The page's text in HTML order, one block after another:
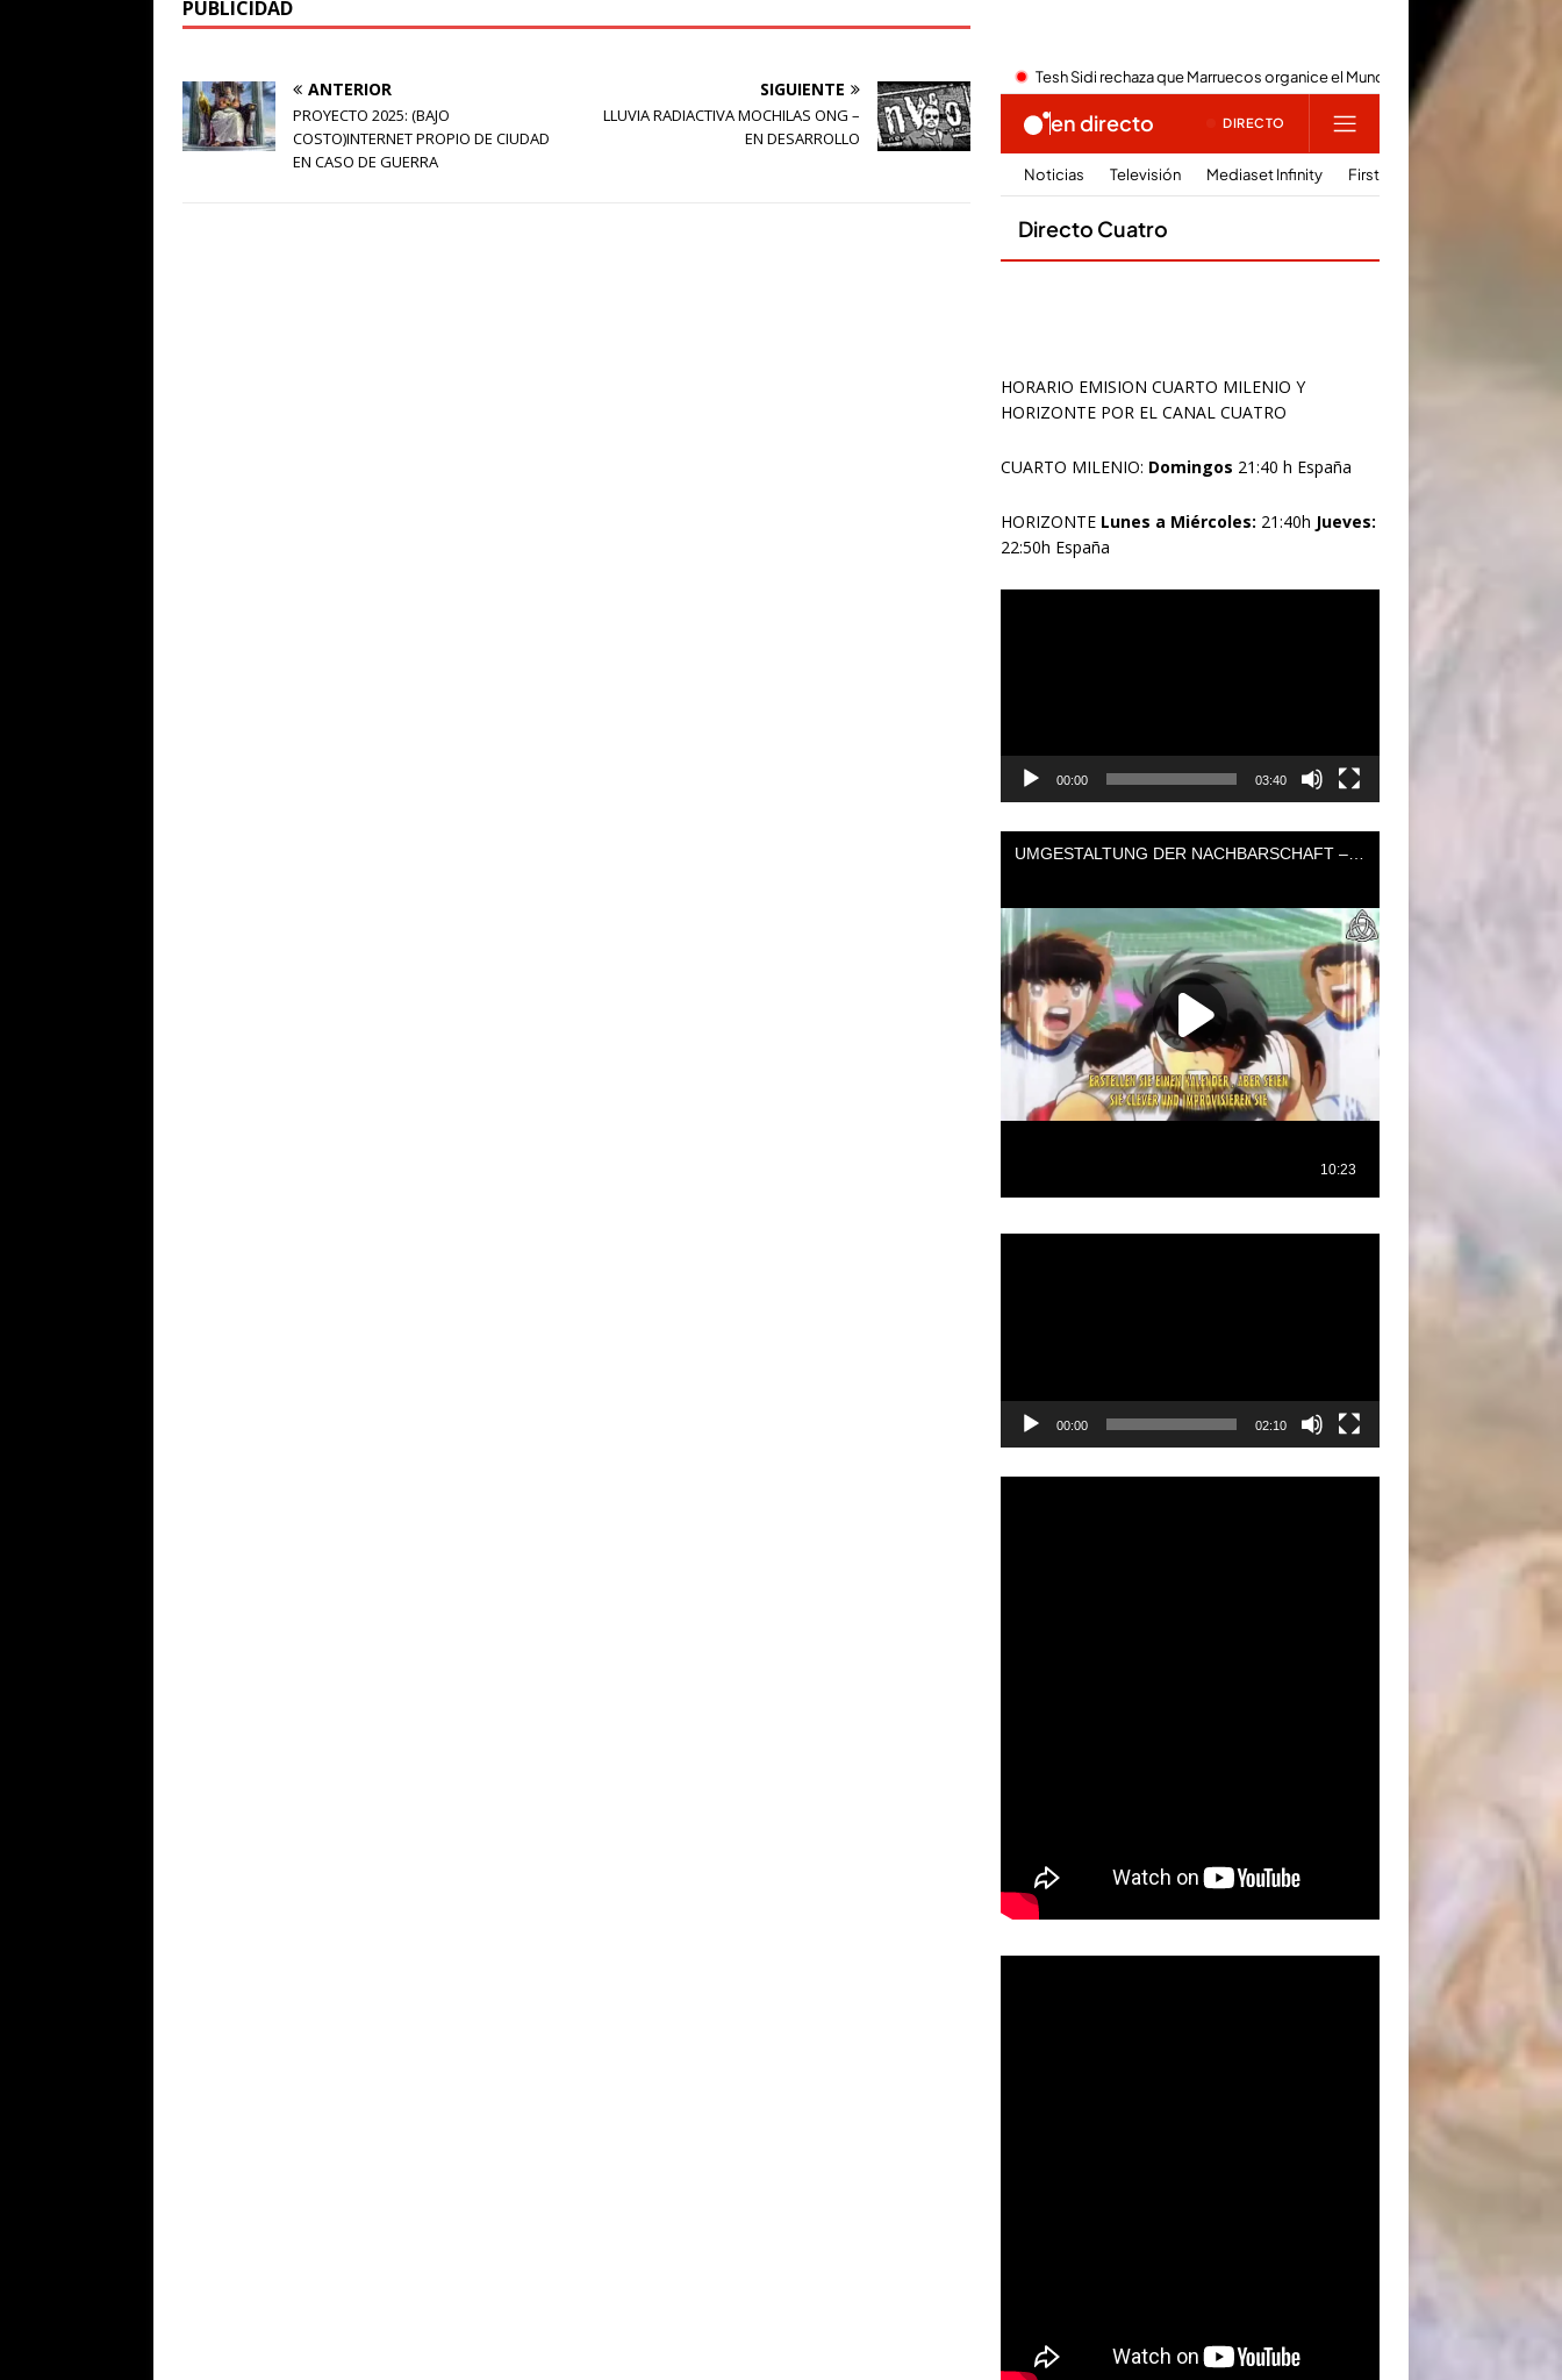
PUBLICIDAD
ANTERIOR
PROYECTO 2025: (BAJO
COSTO)INTERNET PROPIO DE CIUDAD
EN CASO DE GUERRA
SIGUIENTE
LLUVIA RADIACTIVA MOCHILAS ONG –
EN DESARROLLO
HORARIO EMISION CUARTO MILENIO Y
HORIZONTE POR EL CANAL CUATRO
CUARTO MILENIO: Domingos 21:40 h España
HORIZONTE Lunes a Miércoles: 21:40h Jueves:
22:50h España
00:00 03:40
00:00 02:10